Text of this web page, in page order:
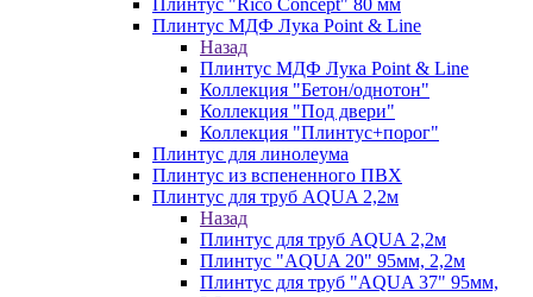
Плинтус "Rico Concept" 80 мм
Плинтус МДФ Лука Point & Line
Назад
Плинтус МДФ Лука Point & Line
Коллекция "Бетон/однотон"
Коллекция "Под двери"
Коллекция "Плинтус+порог"
Плинтус для линолеума
Плинтус из вспененного ПВХ
Плинтус для труб AQUA 2,2м
Назад
Плинтус для труб AQUA 2,2м
Плинтус "AQUA 20" 95мм, 2,2м
Плинтус для труб "AQUA 37" 95мм,